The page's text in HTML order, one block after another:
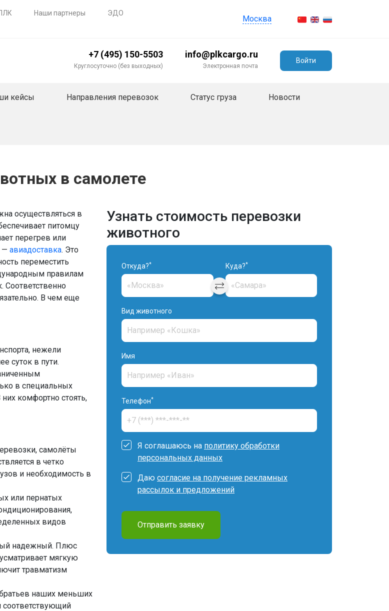
Наши партнеры
ЭДО
Москва
+7 (495) 150-5503
Круглосуточно (без выходных)
info@plkcargo.ru
Электронная почта
Войти
кейсы Направления перевозок Статус груза Новости
в самолете
осуществляться в
питомцу
перегрев или
— авиадоставка. Это
переместить
правилам
Соответственно
В чем еще
нежели
суток в пути.
в специальных
комфортно стоять,
самолёты
в четко
и необходимость в
или пернатых
видов
надежный. Плюс
мягкую
травматизм
наших меньших
соответствующий
Узнать стоимость перевозки
животного
Откуда?* Куда?*
Вид животного
Имя
Телефон*
Я соглашаюсь на политику обработки
персональных данных
Даю согласие на получение рекламных
рассылок и предложений
Отправить заявку